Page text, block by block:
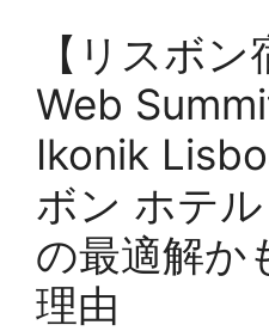
【リスボン
Web
Ikonik
ボン ホテル
の最適解か
理由